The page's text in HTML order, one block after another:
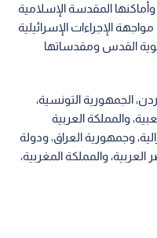
المقدسة الإسلامية
الإجراءات الإسرائيلية
القدس ومقدساتها
الجمهورية التونسية،
والمملكة العربية
وجمهورية العراق، ودولة
والمملكة المغربية،